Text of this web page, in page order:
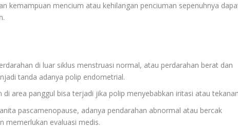
kemampuan mencium atau kehilangan penciuman sepenuhnya
di luar siklus menstruasi normal, atau perdarahan berat dan
tanda adanya polip endometrial.
di area panggul bisa terjadi jika polip menyebabkan iritasi atau
pascamenopause, adanya pendarahan abnormal atau bercak
memerlukan evaluasi medis.